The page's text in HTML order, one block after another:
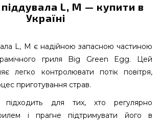
піддувала L, M — купити в
Україні
L, M є надійною запасною частиною
гриля Big Green Egg. Цей
легко контролювати потік повітря,
приготування страв.
підходить для тих, хто регулярно
і прагне підтримувати його в